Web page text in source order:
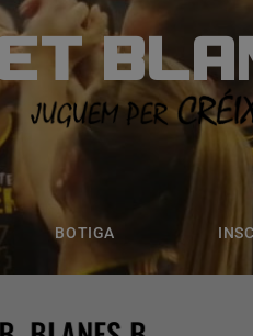
BOTIGA INSCRIPCIONS